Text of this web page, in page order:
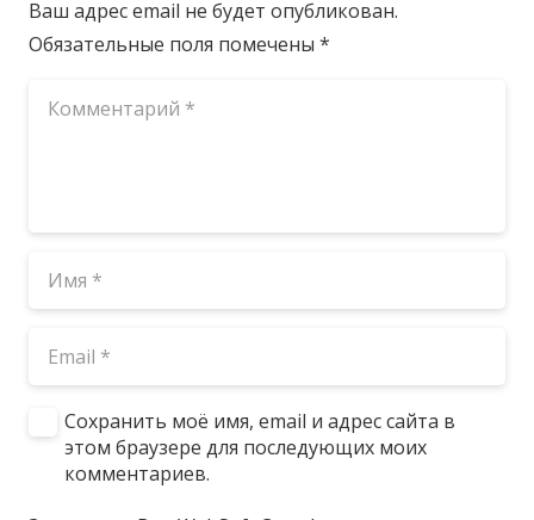
Ваш адрес email не будет опубликован.
Обязательные поля помечены *
Сохранить моё имя, email и адрес сайта в
этом браузере для последующих моих
комментариев.